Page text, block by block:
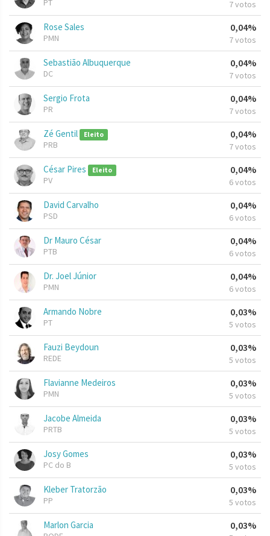
PT 7 votos
Rose Sales
PMN
0,04%
7 votos
Sebastião Albuquerque
DC
0,04%
7 votos
Sergio Frota
PR
0,04%
7 votos
Zé Gentil Eleito
PRB
0,04%
7 votos
César Pires Eleito
PV
0,04%
6 votos
David Carvalho
PSD
0,04%
6 votos
Dr Mauro César
PTB
0,04%
6 votos
Dr. Joel Júnior
PMN
0,04%
6 votos
Armando Nobre
PT
0,03%
5 votos
Fauzi Beydoun
REDE
0,03%
5 votos
Flavianne Medeiros
PMN
0,03%
5 votos
Jacobe Almeida
PRTB
0,03%
5 votos
Josy Gomes
PC do B
0,03%
5 votos
Kleber Tratorzão
PP
0,03%
5 votos
Marlon Garcia 0,03%